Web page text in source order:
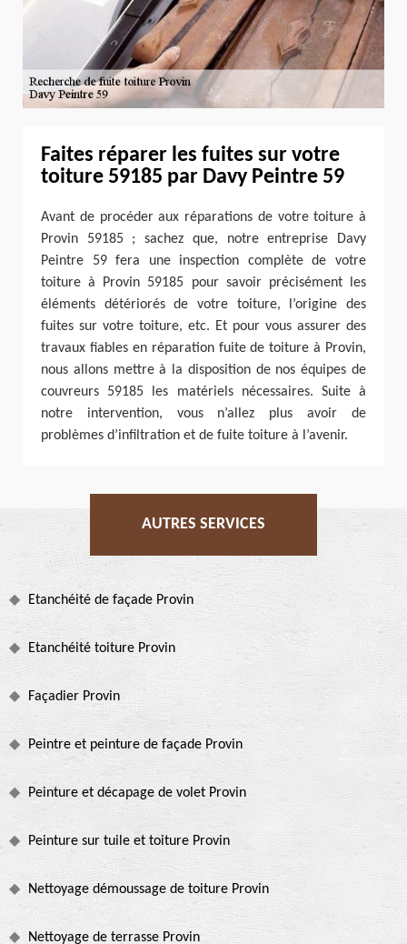
Faites réparer les fuites sur votre
toiture 59185 par Davy Peintre 59
Avant de procéder aux réparations de votre toiture à
Provin 59185 ; sachez que, notre entreprise Davy
Peintre 59 fera une inspection complète de votre
toiture à Provin 59185 pour savoir précisément les
éléments détériorés de votre toiture, l’origine des
fuites sur votre toiture, etc. Et pour vous assurer des
travaux fiables en réparation fuite de toiture à Provin,
nous allons mettre à la disposition de nos équipes de
couvreurs 59185 les matériels nécessaires. Suite à
notre intervention, vous n’allez plus avoir de
problèmes d’infiltration et de fuite toiture à l’avenir.
AUTRES SERVICES
Etanchéité de façade Provin
Etanchéité toiture Provin
Façadier Provin
Peintre et peinture de façade Provin
Peinture et décapage de volet Provin
Peinture sur tuile et toiture Provin
Nettoyage démoussage de toiture Provin
Nettoyage de terrasse Provin